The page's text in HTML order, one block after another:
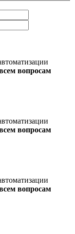
вопросам
вопросам
вопросам